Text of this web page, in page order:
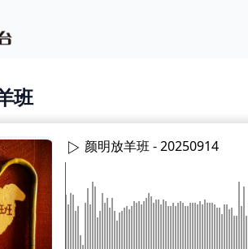
班
颜明放羊班 -20250914